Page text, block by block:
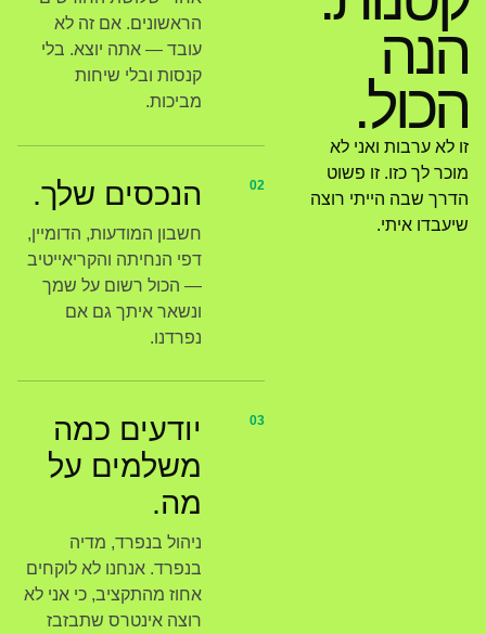
הנה
הכול.
זו לא ערבות ואני לא
מוכר לך כזו. זו פשוט
הדרך שבה הייתי רוצה
שיעבדו איתי.
הראשונים. אם זה לא
עובד — אתה יוצא. בלי
קנסות ובלי שיחות
מביכות.
02 הנכסים שלך.
חשבון המודעות, הדומיין,
דפי הנחיתה והקריאייטיב
— הכול רשום על שמך
ונשאר איתך גם אם
נפרדנו.
03
יודעים כמה
משלמים על
מה.
ניהול בנפרד, מדיה
בנפרד. אנחנו לא לוקחים
אחוז מהתקציב, כי אני לא
רוצה אינטרס שתבזבז